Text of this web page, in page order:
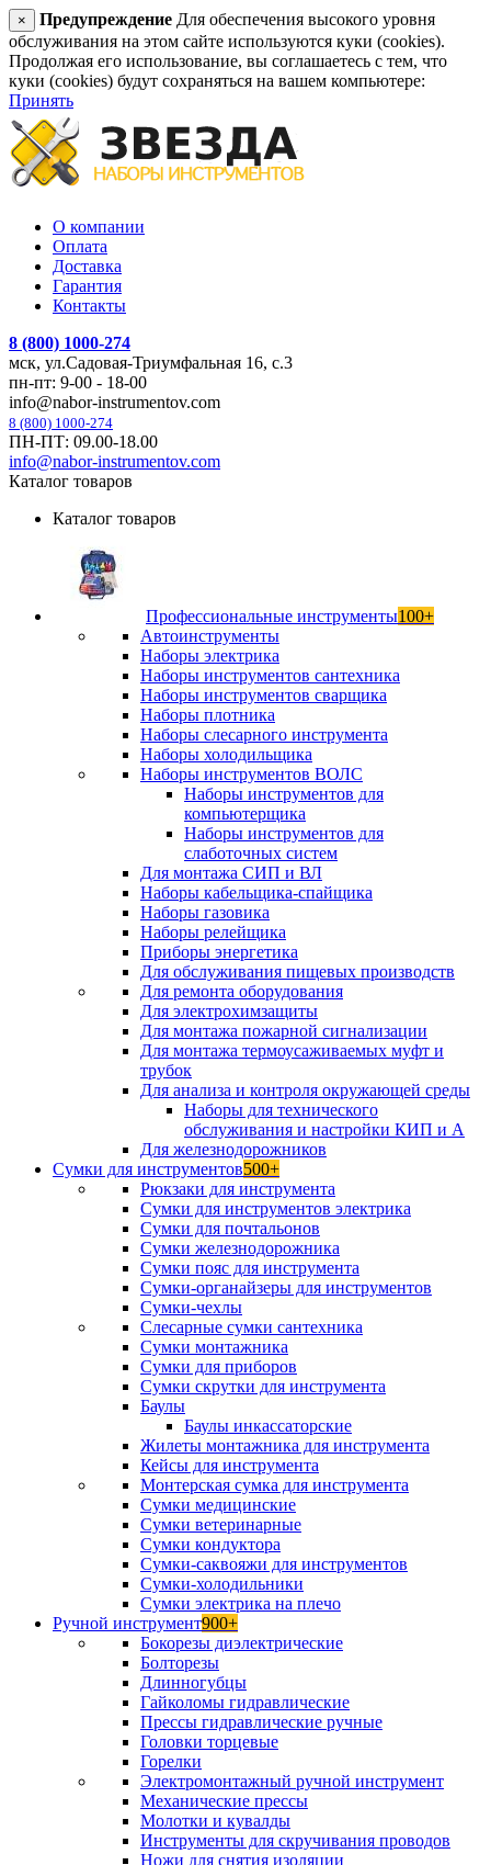
× Предупреждение Для обеспечения высокого уровня
обслуживания на этом сайте используются куки (cookies).
Продолжая его использование, вы соглашаетесь с тем, что
куки (cookies) будут сохраняться на вашем компьютере:
Принять
О компании
Оплата
Доставка
Гарантия
Контакты
8 (800) 1000-274
мск, ул.Садовая-Триумфальная 16, с.3
пн-пт: 9-00 - 18-00
info@nabor-instrumentov.com
8 (800) 1000-274
ПН-ПТ: 09.00-18.00
info@nabor-instrumentov.com
Каталог товаров
Каталог товаров
Профессиональные инструменты100+
Автоинструменты
Наборы электрика
Наборы инструментов сантехника
Наборы инструментов сварщика
Наборы плотника
Наборы слесарного инструмента
Наборы холодильщика
Наборы инструментов ВОЛС
Наборы инструментов для
компьютерщика
Наборы инструментов для
слаботочных систем
Для монтажа СИП и ВЛ
Наборы кабельщика-спайщика
Наборы газовика
Наборы релейщика
Приборы энергетика
Для обслуживания пищевых производств
Для ремонта оборудования
Для электрохимзащиты
Для монтажа пожарной сигнализации
Для монтажа термоусаживаемых муфт и
трубок
Для анализа и контроля окружающей среды
Наборы для технического
обслуживания и настройки КИП и А
Для железнодорожников
Сумки для инструментов500+
Рюкзаки для инструмента
Сумки для инструментов электрика
Сумки для почтальонов
Сумки железнодорожника
Сумки пояс для инструмента
Сумки-органайзеры для инструментов
Сумки-чехлы
Слесарные сумки сантехника
Сумки монтажника
Сумки для приборов
Сумки скрутки для инструмента
Баулы
Баулы инкассаторские
Жилеты монтажника для инструмента
Кейсы для инструмента
Монтерская сумка для инструмента
Сумки медицинские
Сумки ветеринарные
Сумки кондуктора
Сумки-саквояжи для инструментов
Сумки-холодильники
Сумки электрика на плечо
Ручной инструмент900+
Бокорезы диэлектрические
Болторезы
Длинногубцы
Гайколомы гидравлические
Прессы гидравлические ручные
Головки торцевые
Горелки
Электромонтажный ручной инструмент
Механические прессы
Молотки и кувалды
Инструменты для скручивания проводов
Ножи для снятия изоляции